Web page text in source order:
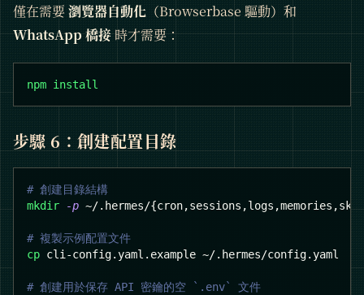
僅在需要 瀏覽器自動化 （Browserbase 驅動）和
WhatsApp 橋接時才需要：
npm install
步驟 6：創建配置目錄
# 創建目錄結構
mkdir
-p ~/.hermes/{
# 複製示例配置文件
cp cli-config.yaml.example ~/.hermes/config.yaml
# 創建用於保存 API 密鑰的空 `.env` 文件